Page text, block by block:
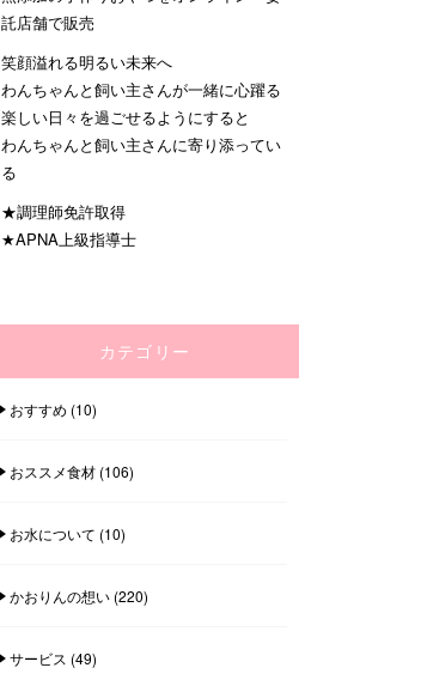
託店舗で販売
笑顔溢れる明るい未来へ
わんちゃんと飼い主さんが一緒に心躍る
楽しい日々を過ごせるようにすると
わんちゃんと飼い主さんに寄り添ってい
る
★調理師免許取得
★APNA上級指導士
カテゴリー
おすすめ (10)
おススメ食材(106)
お水について (10)
かおりんの想い(220)
サービス (49)